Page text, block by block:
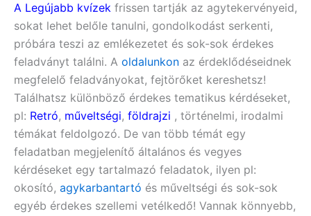
A Legújabb kvízek frissen tartják az agytekervényeid,
sokat lehet belőle tanulni, gondolkodást serkenti,
próbára teszi az emlékezetet és sok-sok érdekes
feladványt találni. A oldalunkon az érdeklődéseidnek
megfelelő feladványokat, fejtörőket kereshetsz!
Találhatsz különböző érdekes tematikus kérdéseket,
pl: Retró, műveltségi, földrajzi , történelmi, irodalmi
témákat feldolgozó. De van több témát egy
feladatban megjelenítő általános és vegyes
kérdéseket egy tartalmazó feladatok, ilyen pl:
okosító, agykarbantartó és műveltségi és sok-sok
egyéb érdekes szellemi vetélkedő! Vannak könnyebb,